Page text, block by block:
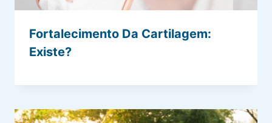
Fortalecimento Da Cartilagem:
Existe?